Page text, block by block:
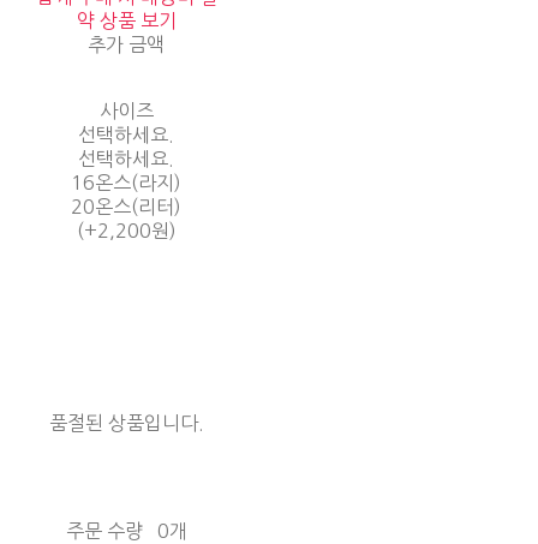
약 상품 보기
추가 금액
사이즈
선택하세요.
선택하세요.
16온스(라지)
20온스(리터)
(+2,200원)
품절된 상품입니다.
주문 수량
0개